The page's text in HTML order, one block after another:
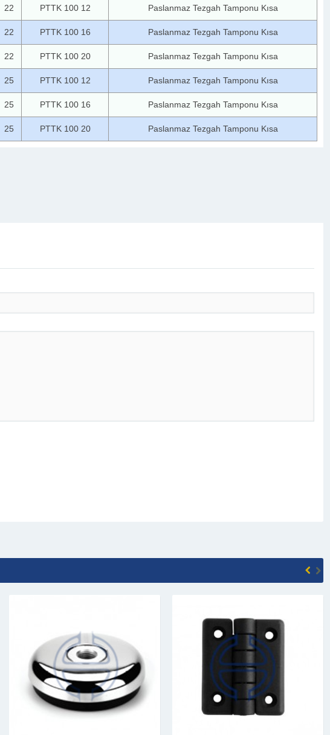
22 PTTK 100 12 Paslanmaz Tezgah Tamponu Kısa
22 PTTK 100 16 Paslanmaz Tezgah Tamponu Kısa
22 PTTK 100 20 Paslanmaz Tezgah Tamponu Kısa
25 PTTK 100 12 Paslanmaz Tezgah Tamponu Kısa
25 PTTK 100 16 Paslanmaz Tezgah Tamponu Kısa
25 PTTK 100 20 Paslanmaz Tezgah Tamponu Kısa